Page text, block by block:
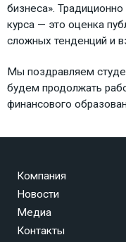
бизнеса».
курса — это оценка
сложных тенденций и
Мы поздравляем
будем продолжать
финансового
Компания
Новости
Медиа
Контакты